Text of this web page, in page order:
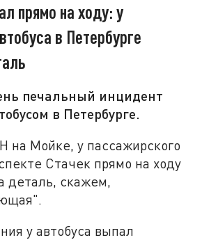
прямо на ходу: у
в Петербурге
печальный инцидент
в Петербурге.
на Мойке, у пассажирского
Стачек прямо на ходу
деталь, скажем,
у автобуса выпал